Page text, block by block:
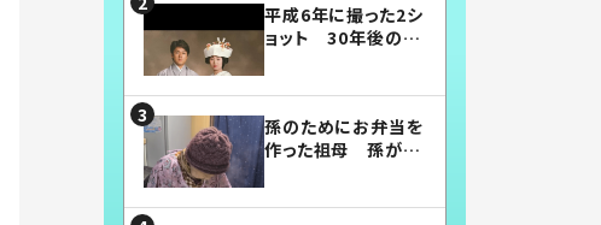
平成6年に撮った2シ
ョット 30年後の姿
孫のためにお弁当を
作った祖母 孫が絶